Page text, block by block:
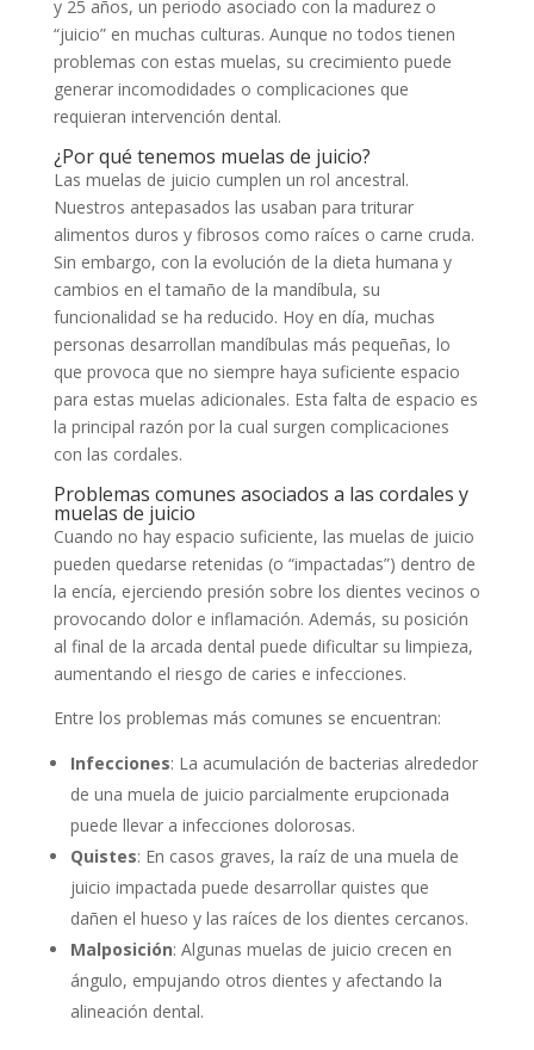
y 25 años, un periodo asociado con la madurez o
“juicio” en muchas culturas. Aunque no todos tienen
problemas con estas muelas, su crecimiento puede
generar incomodidades o complicaciones que
requieran intervención dental.
¿Por qué tenemos muelas de juicio?
Las muelas de juicio cumplen un rol ancestral.
Nuestros antepasados las usaban para triturar
alimentos duros y fibrosos como raíces o carne cruda.
Sin embargo, con la evolución de la dieta humana y
cambios en el tamaño de la mandíbula, su
funcionalidad se ha reducido. Hoy en día, muchas
personas desarrollan mandíbulas más pequeñas, lo
que provoca que no siempre haya suficiente espacio
para estas muelas adicionales. Esta falta de espacio es
la principal razón por la cual surgen complicaciones
con las cordales.
Problemas comunes asociados a las cordales y
muelas de juicio
Cuando no hay espacio suficiente, las muelas de juicio
pueden quedarse retenidas (o “impactadas”) dentro de
la encía, ejerciendo presión sobre los dientes vecinos o
provocando dolor e inflamación. Además, su posición
al final de la arcada dental puede dificultar su limpieza,
aumentando el riesgo de caries e infecciones.
Entre los problemas más comunes se encuentran:
Infecciones: La acumulación de bacterias alrededor
de una muela de juicio parcialmente erupcionada
puede llevar a infecciones dolorosas.
Quistes: En casos graves, la raíz de una muela de
juicio impactada puede desarrollar quistes que
dañen el hueso y las raíces de los dientes cercanos.
Malposición: Algunas muelas de juicio crecen en
ángulo, empujando otros dientes y afectando la
alineación dental.